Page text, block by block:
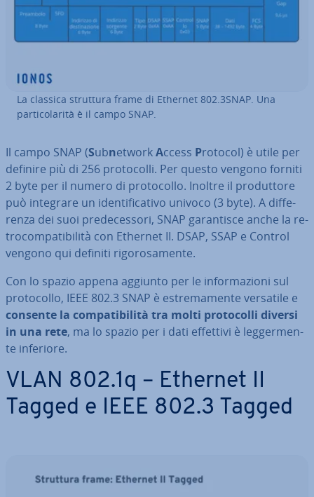
La classica struttura frame di Ethernet 802.3SNAP. Una
par­ti­co­la­ri­tà è il campo SNAP.
Il campo SNAP (SubnetworkAccess Protocol) è utile per
definire più di 256 pro­to­col­li. Per questo vengono forniti
2 byte per il numero di pro­to­col­lo. Inoltre il pro­dut­to­re
può integrare un iden­ti­fi­ca­ti­vo univoco (3 byte). A dif­fe­
ren­za dei suoi pre­de­ces­so­ri, SNAP ga­ran­ti­sce anche la re­
tro­com­pa­ti­bi­li­tà con Ethernet II. DSAP, SSAP e Control
vengono qui definiti ri­go­ro­sa­men­te.
Con lo spazio appena aggiunto per le in­for­ma­zio­ni sul
pro­to­col­lo, IEEE 802.3 SNAP è estre­ma­men­te versatile e
consente la com­pa­ti­bi­li­tà tra molti pro­to­col­li diversi
in una rete, ma lo spazio per i dati effettivi è leg­ger­men­
te inferiore.
VLAN 802.1q – Ethernet II
Tagged e IEEE 802.3 Tagged